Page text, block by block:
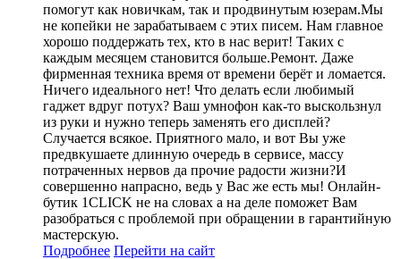
помогут как новичкам, так и продвинутым юзерам.Мы
не копейки не зарабатываем с этих писем. Нам главное
хорошо поддержать тех, кто в нас верит! Таких с
каждым месяцем становится больше.Ремонт. Даже
фирменная техника время от времени берёт и ломается.
Ничего идеального нет! Что делать если любимый
гаджет вдруг потух? Ваш умнофон как-то выскользнул
из руки и нужно теперь заменять его дисплей?
Случается всякое. Приятного мало, и вот Вы уже
предвкушаете длинную очередь в сервисе, массу
потраченных нервов да прочие радости жизни?И
совершенно напрасно, ведь у Вас же есть мы! Онлайн-
бутик 1CLICK не на словах а на деле поможет Вам
разобраться с проблемой при обращении в гарантийную
мастерскую.
Подробнее Перейти на сайт